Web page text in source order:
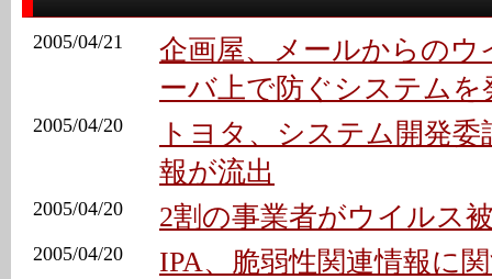
2005/04/21
企画屋、メールからのウ
ーバ上で防ぐシステムを
2005/04/20
トヨタ、システム開発
報が流出
2005/04/20 2割の事業者がウイルス
2005/04/20
IPA、脆弱性関連情報に